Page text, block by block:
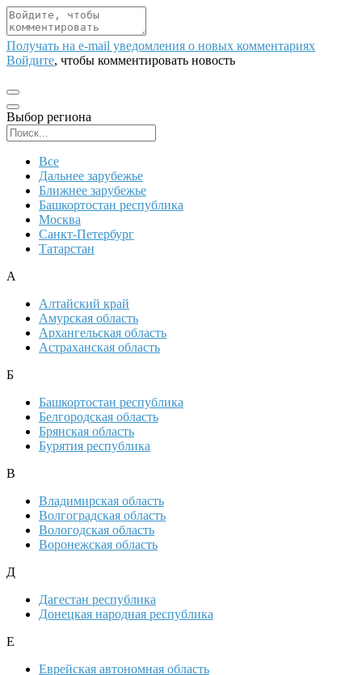
Получать на e‑mail уведомления о новых комментариях
Войдите, чтобы комментировать новость
Выбор региона
Все
Дальнее зарубежье
Ближнее зарубежье
Башкортостан республика
Москва
Санкт-Петербург
Татарстан
А
Алтайский край
Амурская область
Архангельская область
Астраханская область
Б
Башкортостан республика
Белгородская область
Брянская область
Бурятия республика
В
Владимирская область
Волгоградская область
Вологодская область
Воронежская область
Д
Дагестан республика
Донецкая народная республика
Е
Еврейская автономная область